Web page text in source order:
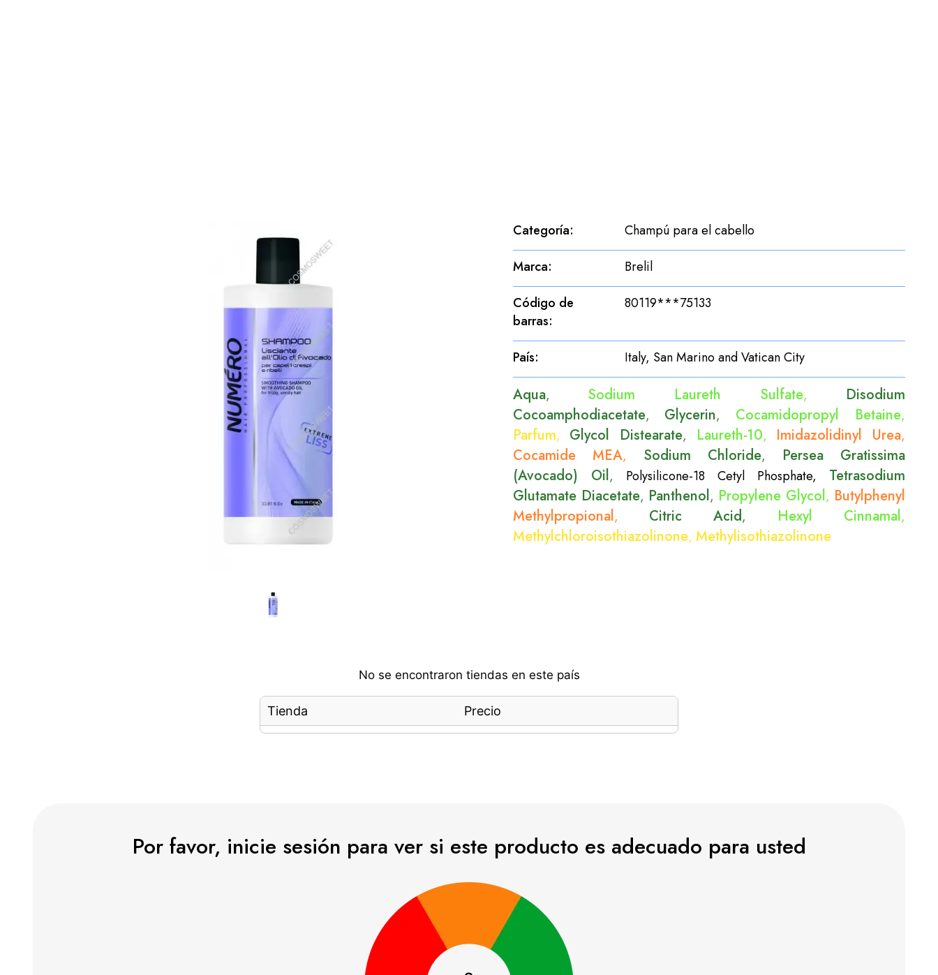
Categoría:
Champú para el cabello
Marca:
Brelil
Código de
barras:
80119***75133
País: Italy, San Marino and Vatican City
Aqua, Sodium Laureth Sulfate, Disodium
Cocoamphodiacetate, Glycerin, Cocamidopropyl Betaine,
Parfum, Glycol Distearate, Laureth-10, Imidazolidinyl Urea,
Cocamide MEA, Sodium Chloride, Persea Gratissima
(Avocado) Oil, Polysilicone-18 Cetyl Phosphate, Tetrasodium
Glutamate Diacetate, Panthenol, Propylene Glycol, Butylphenyl
Methylpropional, Citric Acid, Hexyl Cinnamal,
Methylchloroisothiazolinone, Methylisothiazolinone
No se encontraron tiendas en este país
Tienda Precio
Por favor, inicie sesión para ver si este producto es adecuado para usted